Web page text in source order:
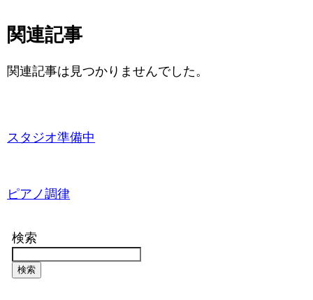
関連記事
関連記事は見つかりませんでした。
スタジオ準備中
ピアノ調律
検索
検索